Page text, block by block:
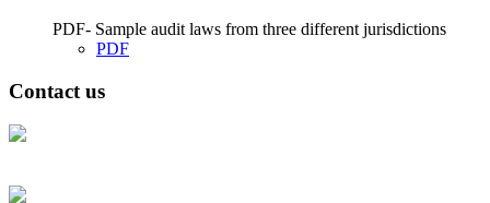
PDF- Sample audit laws from three different jurisdictions
PDF
Contact us